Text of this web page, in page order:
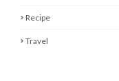
Recipe
Travel